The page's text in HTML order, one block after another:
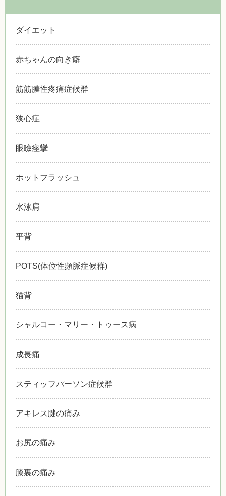
ダイエット
赤ちゃんの向き癖
筋筋膜性疼痛症候群
狭心症
眼瞼痙攣
ホットフラッシュ
水泳肩
平背
POTS(体位性頻脈症候群)
猫背
シャルコー・マリー・トゥース病
成長痛
スティッフパーソン症候群
アキレス腱の痛み
お尻の痛み
膝裏の痛み